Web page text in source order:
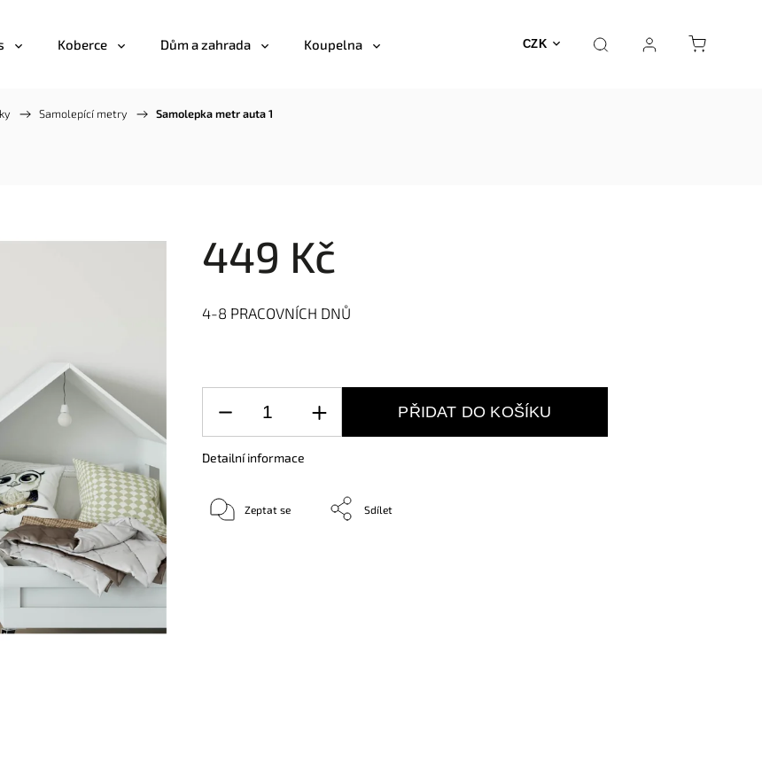
CZK
Koberce Dům a zahrada Koupelna Posilovna a fitness Fyzioterapie
/ Samolepící metry / Samolepka metr auta 1
449 Kč
4-8 PRACOVNÍCH DNŮ
PŘIDAT DO KOŠÍKU
Detailní informace
Zeptat se Sdílet